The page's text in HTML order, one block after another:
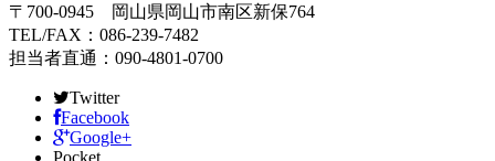
〒700-0945 岡山県岡山市南区新保764
TEL/FAX：086-239-7482
担当者直通：090-4801-0700
Twitter
Facebook
Google+
Pocket